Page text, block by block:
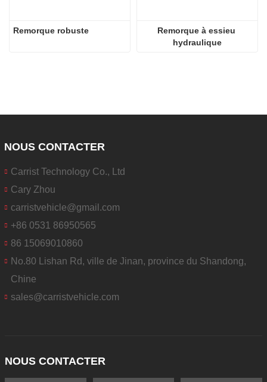
Remorque robuste
Remorque à essieu
hydraulique
NOUS CONTACTER
Carrist Technology Co., Ltd
Cary Zhou
carristvehicle@gmail.com
+86 0531 86950565
86 15069010860
No.80 Lishan Rd, ville de Jinan, province du Shandong,
Chine
sales@carristvehicle.com
NOUS CONTACTER